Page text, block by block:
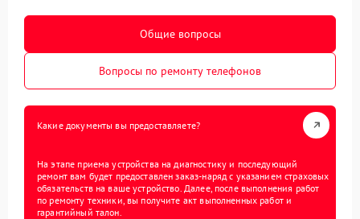
Общие вопросы
Вопросы по ремонту телефонов
Какие документы вы предоставляете?
На этапе приема устройства на диагностику и последующий
ремонт вам будет предоставлен заказ-наряд с указанием страховых
обязательств на ваше устройство. Далее, после выполнения работ
по ремонту техники, вы получите акт выполненных работ и
гарантийный талон.